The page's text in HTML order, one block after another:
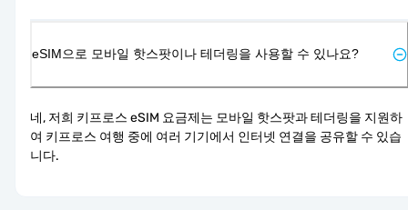
eSIM으로 모바일 핫스팟이나 테더링을 사용할 수 있나요?
네, 저희 키프로스 eSIM 요금제는 모바일 핫스팟과 테더링을 지원하
여 키프로스 여행 중에 여러 기기에서 인터넷 연결을 공유할 수 있습
니다.